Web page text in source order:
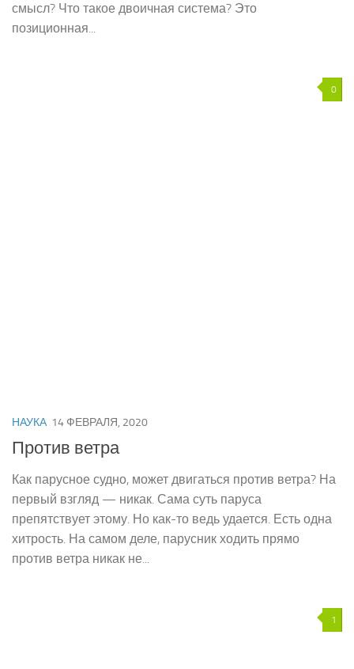
смысл? Что такое двоичная система? Это
позиционная...
0
НАУКА 14 ФЕВРАЛЯ, 2020
Против ветра
Как парусное судно, может двигаться против ветра? На
первый взгляд — никак. Сама суть паруса
препятствует этому. Но как-то ведь удается. Есть одна
хитрость. На самом деле, парусник ходить прямо
против ветра никак не...
1